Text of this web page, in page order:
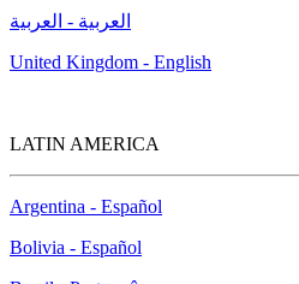
العربية - العربية
United Kingdom - English
LATIN AMERICA
Argentina - Español
Bolivia - Español